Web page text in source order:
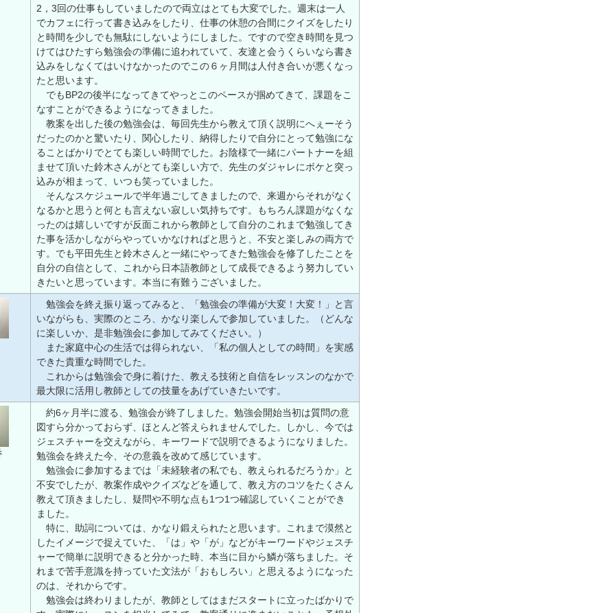
2，3回の仕事もしていましたので両立はとても大変でした。週末は一人
でカフェに行って書き込みをしたり、仕事の休憩の合間にクイズをしたり
と時間を少しでも無駄にしないようにしました。ですので空き時間を見つ
けてはひたすら勉強会の準備に追われていて、友達と会うくらいなら書き
込みをしなくてはいけなかったのでこの６ヶ月間は人付き合いが悪くなっ
たと思います。
でもBP2の後半になってきてやっとこのペースが掴めてきて、課題をこ
なすことができるようになってきました。
教案を出した後の勉強会は、毎回先生から教えて頂く説明にへぇーそう
だったのかと驚いたり、関心したり、納得したりで自分にとって勉強にな
ることばかりでとても楽しい時間でした。お陰様で一緒にパートナーを組
ませて頂いた鈴木さんがとても楽しい方で、先生のダジャレにボケと突っ
込みが相まって、いつも笑っていました。
そんなスケジュールで半年過ごしてきましたので、来週からそれがなく
なるかと思うと何とも言えない寂しい気持ちです。もちろん課題がなくな
ったのは嬉しいですが反面これから教師として自分のこれまで勉強してき
た事を活かしながらやっていかなければと思うと、不安と楽しみの両方で
す。でも平田先生と鈴木さんと一緒にやってきた勉強会を修了したことを
自分の自信として、これから日本語教師として成長できるよう努力してい
きたいと思っています。本当に有難うございました。
勉強会を終え振り返ってみると、「勉強会の準備が大変！大変！」と言
いながらも、実際のところ、かなり楽しんで参加していました。（どんな
に楽しいか、是非勉強会に参加してみてください。）
また家庭中心の生活では得られない、「私の個人としての時間」を実感
できた貴重な時間でした。
これからは勉強会で身に着けた、教える技術と自信をレッスンのなかで
最大限に活用し教師としての技量をあげていきたいです。
約6ヶ月半に渡る、勉強会が終了しました。勉強会開始当初は質問の意
図すら分かっておらず、ほとんど答えられませんでした。しかし、今では
ジェスチャーを交えながら、キーワードで説明できるようになりました。
勉強会を終えた今、その意義を改めて感じています。
勉強会に参加するまでは「未経験者の私でも、教えられるだろうか」と
不安でしたが、教案作成やクイズなどを通して、教え方のコツをたくさん
教えて頂きましたし、疑問や不明な点も1つ1つ確認していくことができ
ました。
特に、助詞については、かなり鍛えられたと思います。これまで漠然と
したイメージで捉えていた、「は」や「が」などがキーワードやジェスチ
ャーで簡単に説明できると分かった時、本当に目から鱗が落ちました。そ
れまで苦手意識を持っていた文法が「おもしろい」と思えるようになった
のは、それからです。
勉強会は終わりましたが、教師としてはまだスタートに立ったばかりで